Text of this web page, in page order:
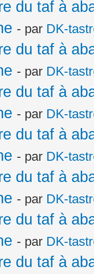
du taf à
- par DK-
du taf à
- par DK-
du taf à
- par DK-
du taf à
- par DK-
du taf à
- par DK-
du taf à
- par DK-
du taf à